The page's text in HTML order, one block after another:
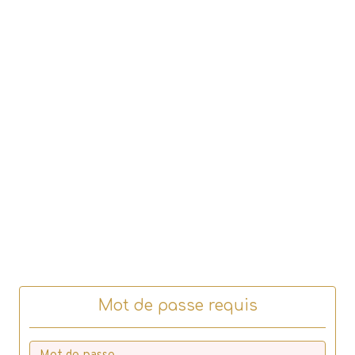
Mot de passe requis